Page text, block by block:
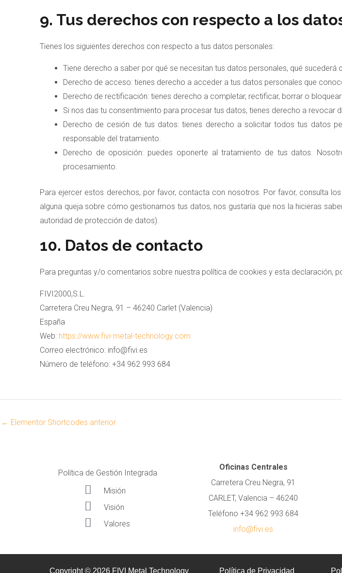
9. Tus derechos con respecto a los
Tienes los siguientes derechos con respecto a tus datos personales:
Tiene derecho a saber por qué se necesitan tus datos personales, qué
Derecho de acceso: tienes derecho a acceder a tus datos personales que
Derecho de rectificación: tienes derecho a completar, rectificar, borrar o
Si nos das tu consentimiento para procesar tus datos, tienes derecho a revocar
Derecho de cesión de tus datos: tienes derecho a solicitar todos tus datos
responsable del tratamiento.
Derecho de oposición: puedes oponerte al tratamiento de tus datos.
procesamiento.
Para ejercer estos derechos, por favor, contacta con nosotros. Por favor, consulta
alguna queja sobre cómo gestionamos tus datos, nos gustaría que nos la hicieras
autoridad de protección de datos).
10. Datos de contacto
Para preguntas y/o comentarios sobre nuestra política de cookies y esta
FIVI2000,S.L.
Carretera Creu Negra, 91 – 46240 Carlet (Valencia)
España
Web: https://www.fivi-metal-technology.com
Correo electrónico: info@fivi.es
Número de teléfono: +34 962 993 684
← Elementor Shortcodes anterior
Política de Gestión Integrada
Misión
Visión
Valores
Oficinas Centrales
Carretera Creu Negra, 91
CARLET, Valencia – 46240
Teléfono +34 962 993 684
info@fivi.es
Copyright © 2026 FIVI Metal Technology Política de Privacidad